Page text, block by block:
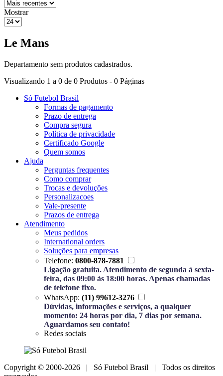
Mostrar
Le Mans
Departamento sem produtos cadastrados.
Visualizando 1 a 0 de 0 Produtos - 0 Páginas
Só Futebol Brasil
Formas de pagamento
Prazo de entrega
Compra segura
Política de privacidade
Certificado Google
Quem somos
Ajuda
Perguntas frequentes
Como comprar
Trocas e devoluções
Personalizacoes
Vale-presente
Prazos de entrega
Atendimento
Meus pedidos
International orders
Soluções para empresas
Telefone: 0800-878-7881
Ligação gratuita. Atendimento de segunda à sexta-
feira, das 09:00 às 18:00 horas. Apenas chamadas
de telefone fixo.
WhatsApp: (11) 99612-3276
Dúvidas, informações e serviços, a qualquer
momento: 24 horas por dia, 7 dias por semana.
Aguardamos seu contato!
Redes sociais
Copyright © 2000-2026 | Só Futebol Brasil | Todos os direitos